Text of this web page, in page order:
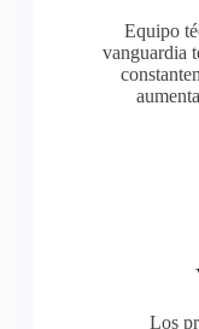
Equipo
vanguardia
Los